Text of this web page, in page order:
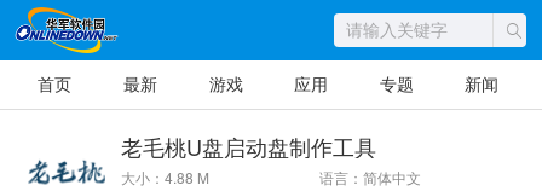
首页 最新 游戏 应用 专题 新闻
老毛桃U盘启动盘制作工具
大小：4.88 M
语言：简体中文